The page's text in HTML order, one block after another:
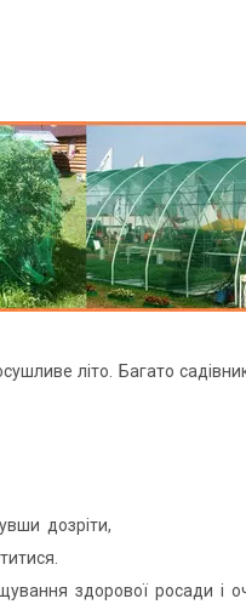
літо. Багато
дозріти,
здорової росади і